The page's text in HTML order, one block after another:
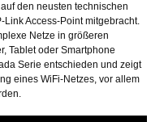
den neusten technischen
Access-Point mitgebracht.
Netze in größeren
Tablet oder Smartphone
Serie entschieden und zeigt
eines WiFi-Netzes, vor allem